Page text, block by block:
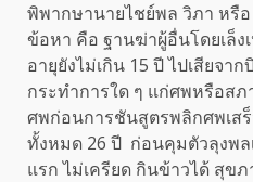
พิพากษานายไชย์พล วิภา หรือ
ข้อหา คือ ฐานฆ่าผู้อื่นโดยเล็ง
อายุยังไม่เกิน 15 ปี ไปเสียจา
กระทำการใด ๆ แก่ศพหรือส
ศพก่อนการชันสูตรพลิกศพเส
ทั้งหมด 26 ปี ก่อนคุมตัวลุงพล
แรก ไม่เครียด กินข้าวได้ สุข